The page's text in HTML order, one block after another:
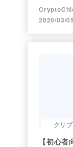
2020/03/05
クリ
【初心